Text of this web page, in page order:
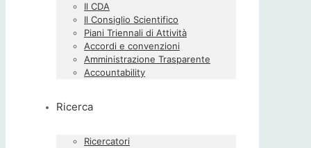
Il CDA
Il Consiglio Scientifico
Piani Triennali di Attività
Accordi e convenzioni
Amministrazione Trasparente
Accountability
Ricerca
Ricercatori